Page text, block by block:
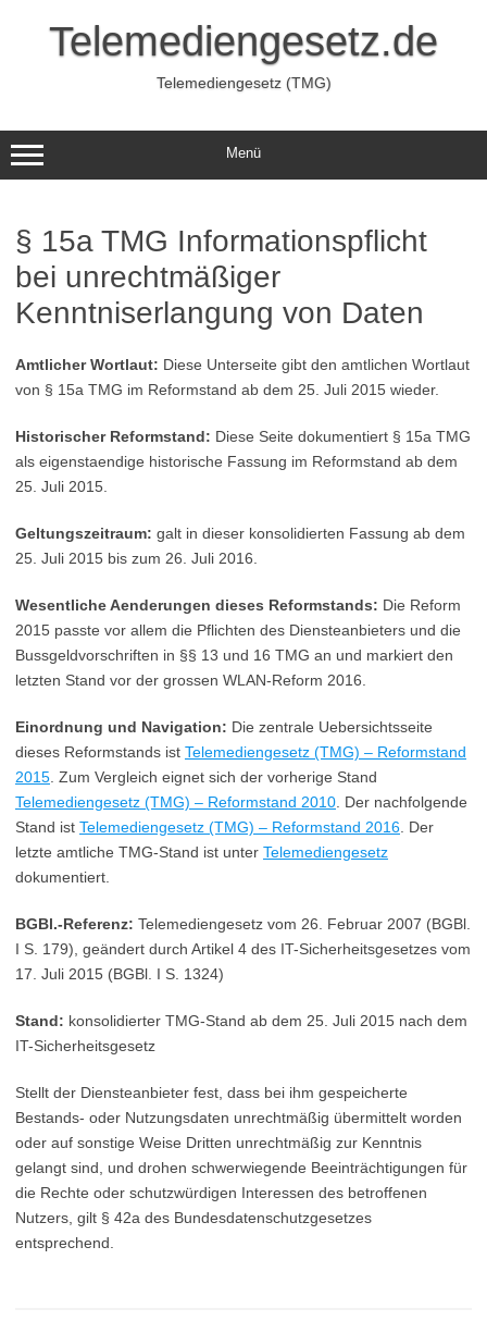
springenTelemediengesetz.de
Telemediengesetz (TMG)
Menü
§ 15a TMG Informationspflicht
bei unrechtmäßiger
Kenntniserlangung von Daten
Amtlicher Wortlaut: Diese Unterseite gibt den amtlichen Wortlaut
von § 15a TMG im Reformstand ab dem 25. Juli 2015 wieder.
Historischer Reformstand: Diese Seite dokumentiert § 15a TMG
als eigenstaendige historische Fassung im Reformstand ab dem
25. Juli 2015.
Geltungszeitraum: galt in dieser konsolidierten Fassung ab dem
25. Juli 2015 bis zum 26. Juli 2016.
Wesentliche Aenderungen dieses Reformstands: Die Reform
2015 passte vor allem die Pflichten des Diensteanbieters und die
Bussgeldvorschriften in §§ 13 und 16 TMG an und markiert den
letzten Stand vor der grossen WLAN-Reform 2016.
Einordnung und Navigation: Die zentrale Uebersichtsseite
dieses Reformstands ist Telemediengesetz (TMG) – Reformstand
2015 . Zum Vergleich eignet sich der vorherige Stand
Telemediengesetz (TMG) – Reformstand 2010 . Der nachfolgende
Stand ist Telemediengesetz (TMG) – Reformstand 2016 . Der
letzte amtliche TMG-Stand ist unter Telemediengesetz
dokumentiert.
BGBl.-Referenz: Telemediengesetz vom 26. Februar 2007 (BGBl.
I S. 179), geändert durch Artikel 4 des IT-Sicherheitsgesetzes vom
17. Juli 2015 (BGBl. I S. 1324)
Stand: konsolidierter TMG-Stand ab dem 25. Juli 2015 nach dem
IT-Sicherheitsgesetz
Stellt der Diensteanbieter fest, dass bei ihm gespeicherte
Bestands- oder Nutzungsdaten unrechtmäßig übermittelt worden
oder auf sonstige Weise Dritten unrechtmäßig zur Kenntnis
gelangt sind, und drohen schwerwiegende Beeinträchtigungen für
die Rechte oder schutzwürdigen Interessen des betroffenen
Nutzers, gilt § 42a des Bundesdatenschutzgesetzes
entsprechend.